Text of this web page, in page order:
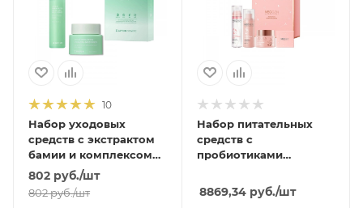
10
Набор уходовых
средств с экстрактом
бамии и комплексом
зеленых трав Okra
Green Skin Care Set
(Essence+Moisturizer+Mask
802 руб./шт
802руб./шт
Набор питательных
средств с
пробиотиками
Edition
8869,34руб./шт